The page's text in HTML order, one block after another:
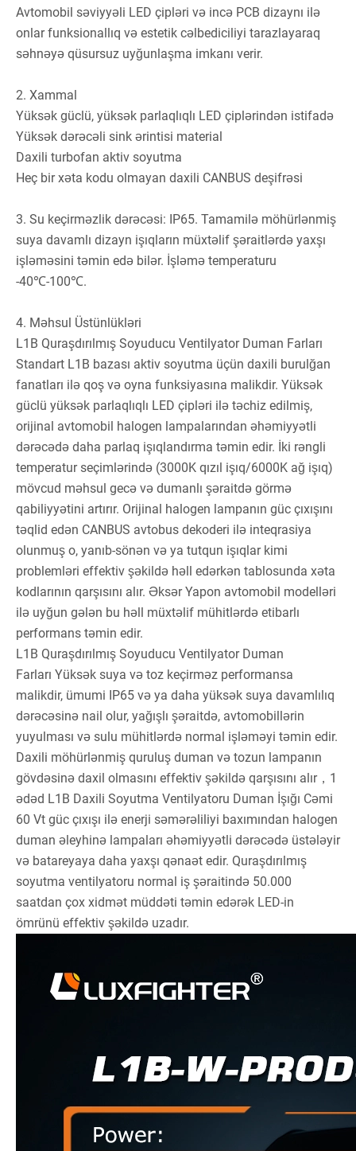
Avtomobil səviyyəli LED çipləri və incə PCB dizaynı ilə
onlar funksionallıq və estetik cəlbediciliyi tarazlayaraq
səhnəyə qüsursuz uyğunlaşma imkanı verir.
2. Xammal
Yüksək güclü, yüksək parlaqlıqlı LED çiplərindən istifadə
Yüksək dərəcəli sink ərintisi material
Daxili turbofan aktiv soyutma
Heç bir xəta kodu olmayan daxili CANBUS deşifrəsi
3. Su keçirməzlik dərəcəsi: IP65. Tamamilə möhürlənmiş
suya davamlı dizayn işıqların müxtəlif şəraitlərdə yaxşı
işləməsini təmin edə bilər. İşləmə temperaturu
-40℃-100℃.
4. Məhsul Üstünlükləri
L1B Quraşdırılmış Soyuducu Ventilyator Duman Farları
Standart L1B bazası aktiv soyutma üçün daxili burulğan
fanatları ilə qoş və oyna funksiyasına malikdir. Yüksək
güclü yüksək parlaqlıqlı LED çipləri ilə təchiz edilmiş,
orijinal avtomobil halogen lampalarından əhəmiyyətli
dərəcədə daha parlaq işıqlandırma təmin edir. İki rəngli
temperatur seçimlərində (3000K qızıl işıq/6000K ağ işıq)
mövcud məhsul gecə və dumanlı şəraitdə görmə
qabiliyyətini artırır. Orijinal halogen lampanın güc çıxışını
təqlid edən CANBUS avtobus dekoderi ilə inteqrasiya
olunmuş o, yanıb-sönən və ya tutqun işıqlar kimi
problemləri effektiv şəkildə həll edərkən tablosunda xəta
kodlarının qarşısını alır. Əksər Yapon avtomobil modelləri
ilə uyğun gələn bu həll müxtəlif mühitlərdə etibarlı
performans təmin edir.
L1B Quraşdırılmış Soyuducu Ventilyator Duman
Farları Yüksək suya və toz keçirməz performansa
malikdir, ümumi IP65 və ya daha yüksək suya davamlılıq
dərəcəsinə nail olur, yağışlı şəraitdə, avtomobillərin
yuyulması və sulu mühitlərdə normal işləməyi təmin edir.
Daxili möhürlənmiş quruluş duman və tozun lampanın
gövdəsinə daxil olmasını effektiv şəkildə qarşısını alır，1
ədəd L1B Daxili Soyutma Ventilyatoru Duman İşığı Cəmi
60 Vt güc çıxışı ilə enerji səmərəliliyi baxımından halogen
duman əleyhinə lampaları əhəmiyyətli dərəcədə üstələyir
və batareyaya daha yaxşı qənaət edir. Quraşdırılmış
soyutma ventilyatoru normal iş şəraitində 50.000
saatdan çox xidmət müddəti təmin edərək LED-in
ömrünü effektiv şəkildə uzadır.